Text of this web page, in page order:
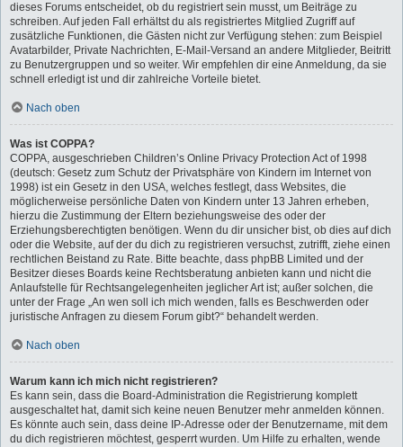
dieses Forums entscheidet, ob du registriert sein musst, um Beiträge zu
schreiben. Auf jeden Fall erhältst du als registriertes Mitglied Zugriff auf
zusätzliche Funktionen, die Gästen nicht zur Verfügung stehen: zum Beispiel
Avatarbilder, Private Nachrichten, E-Mail-Versand an andere Mitglieder, Beitritt
zu Benutzergruppen und so weiter. Wir empfehlen dir eine Anmeldung, da sie
schnell erledigt ist und dir zahlreiche Vorteile bietet.
Nach oben
Was ist COPPA?
COPPA, ausgeschrieben Children’s Online Privacy Protection Act of 1998
(deutsch: Gesetz zum Schutz der Privatsphäre von Kindern im Internet von
1998) ist ein Gesetz in den USA, welches festlegt, dass Websites, die
möglicherweise persönliche Daten von Kindern unter 13 Jahren erheben,
hierzu die Zustimmung der Eltern beziehungsweise des oder der
Erziehungsberechtigten benötigen. Wenn du dir unsicher bist, ob dies auf dich
oder die Website, auf der du dich zu registrieren versuchst, zutrifft, ziehe einen
rechtlichen Beistand zu Rate. Bitte beachte, dass phpBB Limited und der
Besitzer dieses Boards keine Rechtsberatung anbieten kann und nicht die
Anlaufstelle für Rechtsangelegenheiten jeglicher Art ist; außer solchen, die
unter der Frage „An wen soll ich mich wenden, falls es Beschwerden oder
juristische Anfragen zu diesem Forum gibt?“ behandelt werden.
Nach oben
Warum kann ich mich nicht registrieren?
Es kann sein, dass die Board-Administration die Registrierung komplett
ausgeschaltet hat, damit sich keine neuen Benutzer mehr anmelden können.
Es könnte auch sein, dass deine IP-Adresse oder der Benutzername, mit dem
du dich registrieren möchtest, gesperrt wurden. Um Hilfe zu erhalten, wende